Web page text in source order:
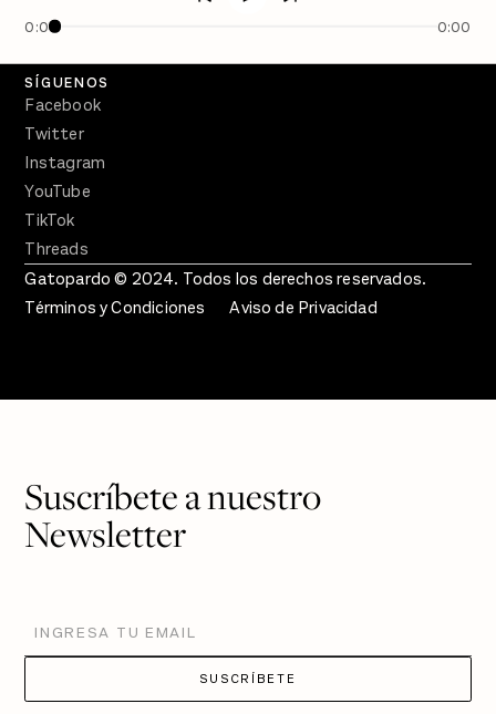
0:00 0:00
Crecer en Distopía
SÍGUENOS
Facebook
Twitter
Instagram
YouTube
TikTok
Threads
Gatopardo © 2024. Todos los derechos reservados.
Términos y Condiciones
Aviso de Privacidad
Suscríbete a nuestro
Newsletter